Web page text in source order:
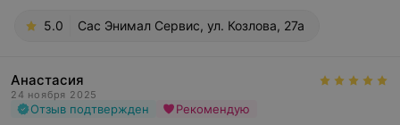
5.0 Сас Энимал Сервис, ул. Козлова, 27а
Анастасия
24 ноября 2025
Отзыв подтвержден Рекомендую